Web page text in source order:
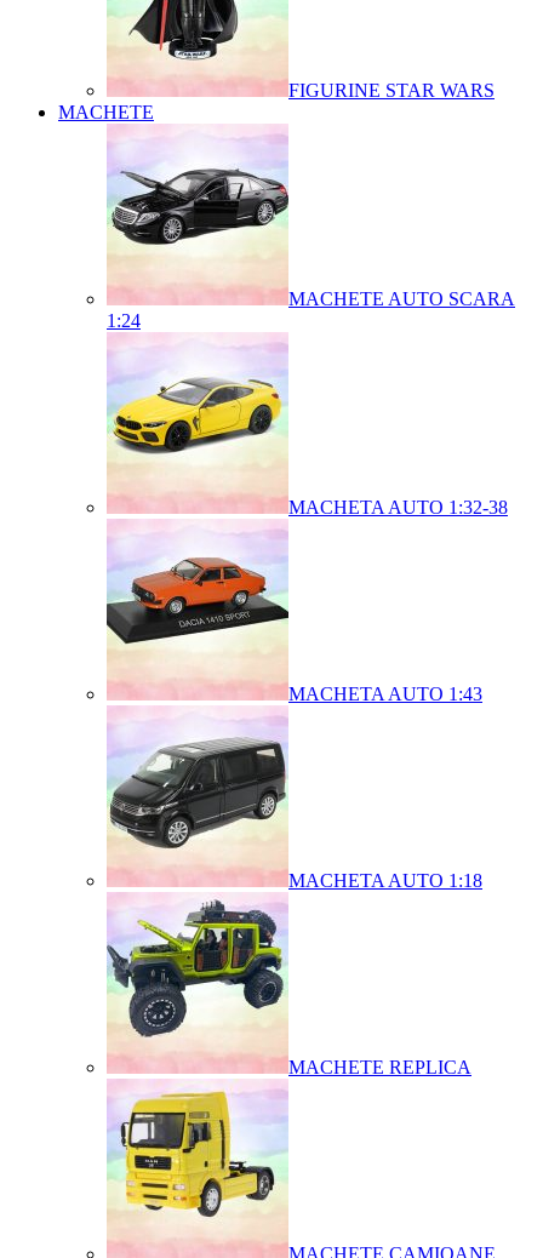
FIGURINE STAR WARS
MACHETE
MACHETE AUTO SCARA
1:24
MACHETA AUTO 1:32-38
MACHETA AUTO 1:43
MACHETA AUTO 1:18
MACHETE REPLICA
MACHETE CAMIOANE